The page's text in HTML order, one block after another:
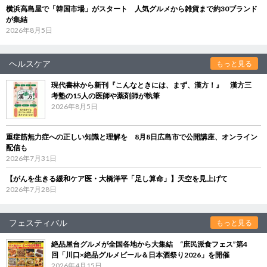
横浜高島屋で「韓国市場」がスタート 人気グルメから雑貨まで約30ブランド
が集結
2026年8月5日
ヘルスケア もっと見る
現代書林から新刊『こんなときには、まず、漢方！』 漢方三
考塾の15人の医師や薬剤師が執筆
2026年8月5日
重症筋無力症への正しい知識と理解を 8月8日広島市で公開講座、オンライン
配信も
2026年7月31日
【がんを生きる緩和ケア医・大橋洋平「足し算命」】天空を見上げて
2026年7月28日
フェスティバル もっと見る
絶品屋台グルメが全国各地から大集結 “庶民派食フェス”第4
回「川口×絶品グルメビール＆日本酒祭り2026」を開催